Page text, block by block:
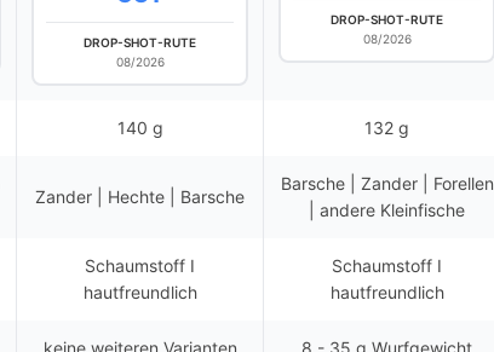
DROP-SHOT-RUTE
08/2026
DROP-SHOT-RUTE
08/2026
140 g 132 g
Zander | Hechte | Barsche
Barsche | Zander | Forellen
| andere Kleinfische
Schaumstoff I
hautfreundlich
Schaumstoff I
hautfreundlich
keine weiteren Varianten 8 - 35 g Wurfgewicht